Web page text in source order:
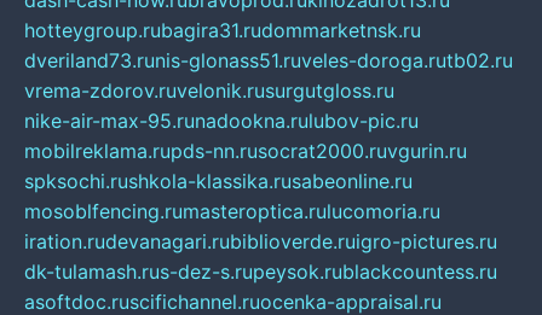
hotteygroup.rubagira31.rudommarketnsk.ru
dveriland73.runis-glonass51.ruveles-doroga.rutb02.ru
vrema-zdorov.ruvelonik.rusurgutgloss.ru
nike-air-max-95.runadookna.rulubov-pic.ru
mobilreklama.rupds-nn.rusocrat2000.ruvgurin.ru
spksochi.rushkola-klassika.rusabeonline.ru
mosoblfencing.rumasteroptica.rulucomoria.ru
iration.rudevanagari.rubiblioverde.ruigro-pictures.ru
dk-tulamash.rus-dez-s.rupeysok.rublackcountess.ru
asoftdoc.ruscifichannel.ruocenka-appraisal.ru